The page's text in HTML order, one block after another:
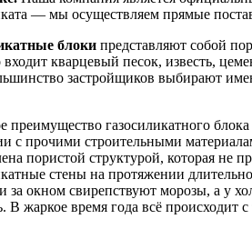
— мы осуществляем прямые
блоки представляют собой
входит кварцевый песок, известь,
застройщиков выбирают
преимущество газосиликатного
с прочими строительными
пористой структурой, которая не
стены на протяжении
за окном свирепствуют морозы, а у
В жаркое время года всё происходит